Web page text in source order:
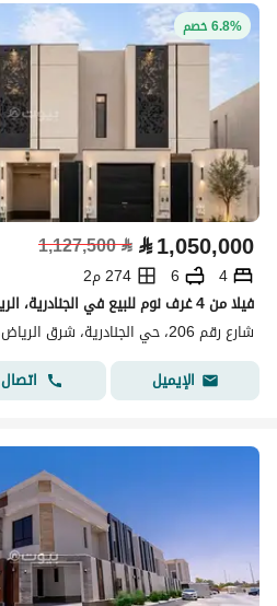
6.8% خصم
⃁1,050,000
⃁
1,127,500
4
6
274 م2
فيلا من 4 غرف نوم للبيع في الجنادرية، الرياض
شارع رقم 206، حي الجنادرية، شرق الرياض، الرياض
الإيميل
اتصال